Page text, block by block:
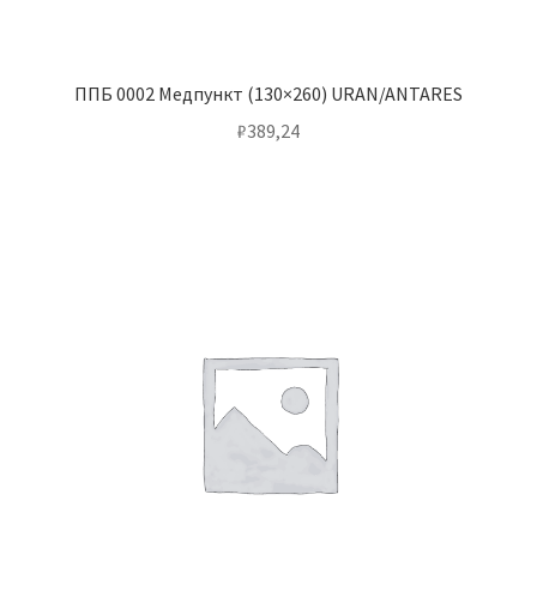
ППБ 0002 Медпункт (130×260) URAN/ANTARES
₽389,24